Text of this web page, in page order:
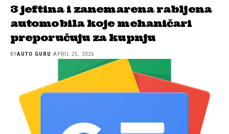
3 jeftina i zanemarena rabljena
automobila koje mehaničari
preporučuju za kupnju
BYAUTO GURU APRIL 25, 2026